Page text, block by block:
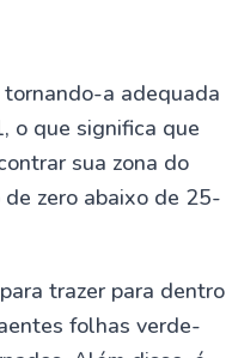
a adequada
o que significa que
sua zona do
zero abaixo de 25-
trazer para dentro
folhas verde-